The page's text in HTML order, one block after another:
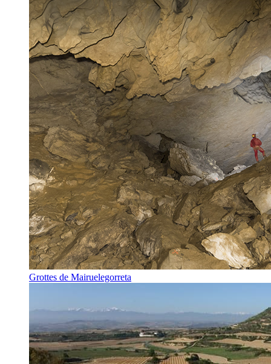
Grottes de Mairuelegorreta